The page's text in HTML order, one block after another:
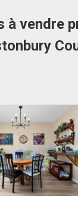
à vendre